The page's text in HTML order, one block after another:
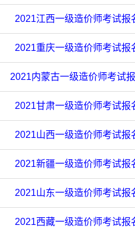
2021江西一级造价师考试报
2021重庆一级造价师考试报
2021内蒙古一级造价师考试
2021甘肃一级造价师考试报
2021山西一级造价师考试报
2021新疆一级造价师考试报
2021山东一级造价师考试报
2021西藏一级造价师考试报